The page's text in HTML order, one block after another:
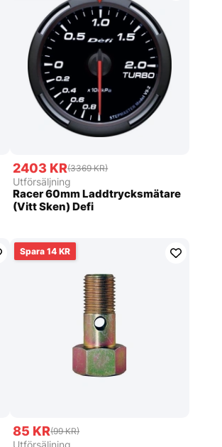
2403 KR(3369 KR)
Utförsäljning
Racer 60mm Laddtrycksmätare
(Vitt Sken) Defi
14
85 KR(99 KR)
Utförsäljning